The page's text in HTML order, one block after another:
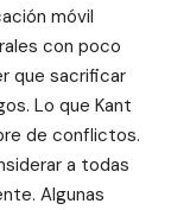
móvil
con poco
que sacrificar
Lo que Kant
de conflictos.
a todas
Algunas